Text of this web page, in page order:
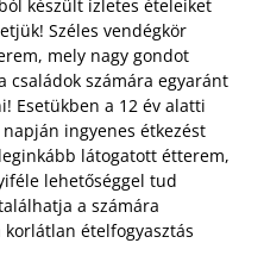
készült ízletes ételeiket
Széles vendégkör
mely nagy gondot
családok számára egyaránt
Esetükben a 12 év alatti
ingyenes étkezést
látogatott étterem,
lehetőséggel tud
a számára
ételfogyasztás